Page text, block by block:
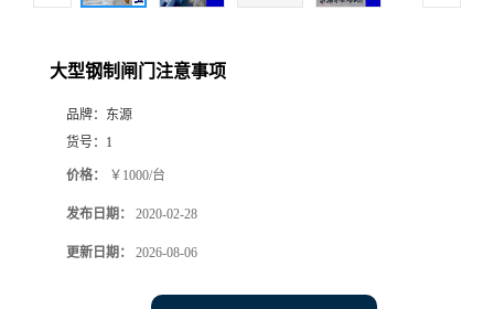
大型钢制闸门注意事项
品牌： 东源
货号： 1
价格： ￥1000/台
发布日期： 2020-02-28
更新日期： 2026-08-06